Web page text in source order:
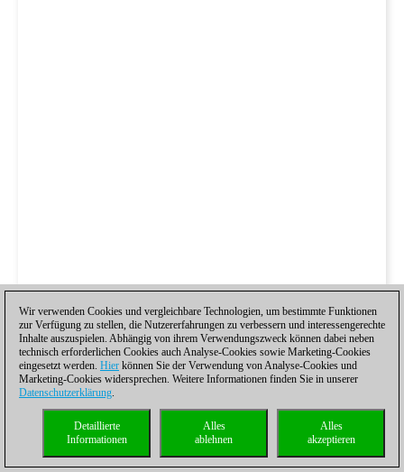
neunten Partie antreten. Wir spielten gegen Hockenheim
Wir verwenden Cookies und vergleichbare Technologien, um bestimmte Funktionen
zur Verfügung zu stellen, die Nutzererfahrungen zu verbessern und interessengerechte
Inhalte auszuspielen. Abhängig von ihrem Verwendungszweck können dabei neben
technisch erforderlichen Cookies auch Analyse-Cookies sowie Marketing-Cookies
eingesetzt werden. Hier können Sie der Verwendung von Analyse-Cookies und
Marketing-Cookies widersprechen. Weitere Informationen finden Sie in unserer
Datenschutzerklärung.
Alles
akzeptieren
Alles
ablehnen
Detaillierte
Informationen